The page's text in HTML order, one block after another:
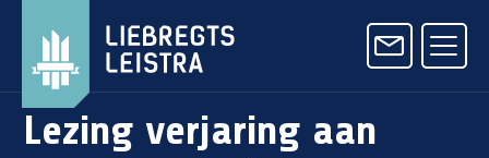
Lezing verjaring aan